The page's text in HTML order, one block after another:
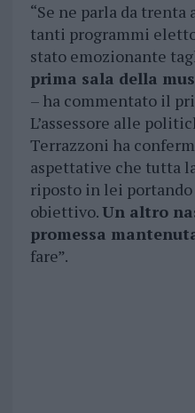
“Se ne parla da
tanti programmi
stato emozionante
prima sala della
– ha commentato il
L’assessore alle
Terrazzoni ha
aspettative che tutta
riposto in lei
obiettivo.Un altro
promessa
fare”.